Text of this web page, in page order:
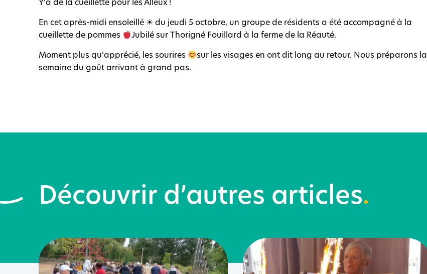
Y’a de la cueillette pour les Alleux !
En cet après-midi ensoleillé ☀ du jeudi 5 octobre, un groupe de résidents a été accompagné à la
cueillette de pommes
Jubilé sur Thorigné Fouillard à la ferme de la Réauté.
Moment plus qu’apprécié, les sourires
sur les visages en ont dit long au retour. Nous préparons la
semaine du goût arrivant à grand pas.
Découvrir d’autres articles.